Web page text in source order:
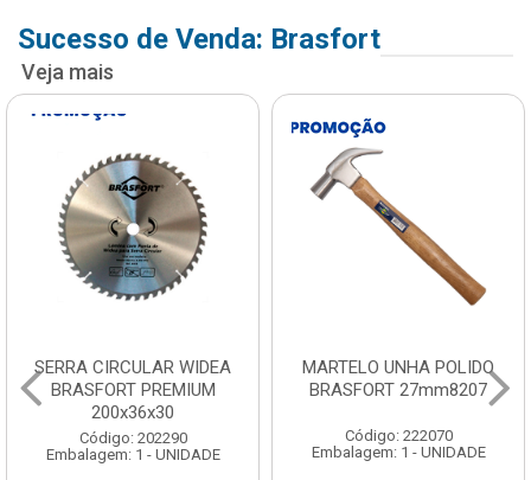
Sucesso de Venda: Brasfort
Veja mais
SERRA CIRCULAR WIDEA
BRASFORT PREMIUM
200x36x30
Código: 202290
Embalagem: 1 - UNIDADE
MARTELO UNHA POLIDO
BRASFORT 27mm8207
Código: 222070
Embalagem: 1 - UNIDADE